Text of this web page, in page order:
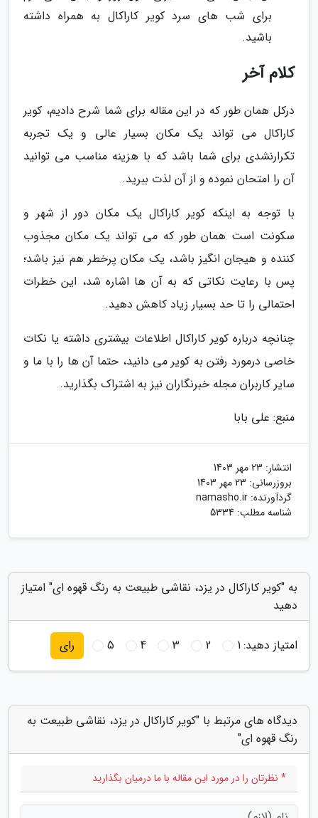
برای شب های سرد کویر کاراکال به همراه داشته
باشید.
کلام آخر
درکل همان طور که در این مقاله برای شما شرح دادیم، کویر
کاراکال می تواند یک مکان بسیار عالی و یک تجربه
تکرارنشدی برای شما باشد که با هزینه مناسب می توانید
آن را امتحان نموده و از آن لذت ببرید.
با توجه به اینکه کویر کاراکال یک مکان دور از شهر و
سکونت است همان طور که می تواند یک مکان مجذوب
کننده و هیجان انگیز باشد، یک مکان پرخطر هم نیز باشد؛
پس با رعایت نکاتی که به آن ها اشاره شد، این خطرات
احتمالی را تا حد بسیار زیاد کاهش دهید.
چنانچه درباره کویر کاراکال اطلاعات بیشتری داشته یا نکات
خاصی درمورد رفتن به کویر می دانید، حتما آن ها را با ما و
سایر کاربران مجله خبرنگاران نیز به اشتراک بگذارید.
منبع: علی بابا
انتشار: 23 مهر 1403
بروزرسانی: 23 مهر 1403
گردآورنده: namasho.ir
شناسه مطلب: 5334
به "کویر کاراکال در یزد، نقاشی طبیعت به رنگ قهوه ای" امتیاز
دهید
امتیاز دهید:1
2
3
4
5 رای
دیدگاه های مرتبط با "کویر کاراکال در یزد، نقاشی طبیعت به
رنگ قهوه ای"
* نظرتان را در مورد این مقاله با ما درمیان بگذارید